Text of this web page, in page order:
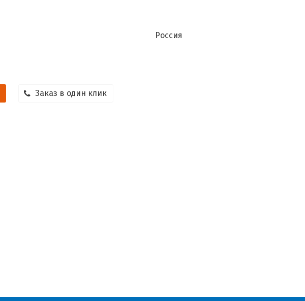
Россия
Заказ в один клик